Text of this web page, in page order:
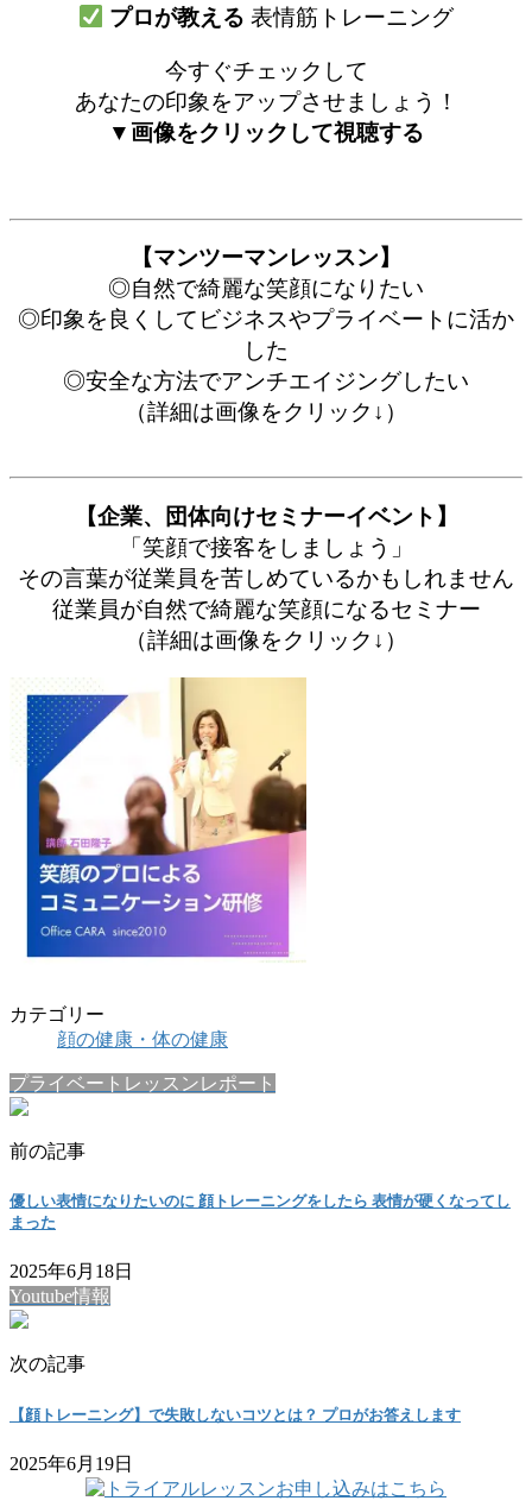
プロが教える 表情筋トレーニング
今すぐチェックして
あなたの印象をアップさせましょう！
▼画像をクリックして視聴する
【マンツーマンレッスン】
◎自然で綺麗な笑顔になりたい
◎印象を良くしてビジネスやプライベートに活か
した
◎安全な方法でアンチエイジングしたい
（詳細は画像をクリック↓）
【企業、団体向けセミナーイベント】
「笑顔で接客をしましょう」
その言葉が従業員を苦しめているかもしれません
従業員が自然で綺麗な笑顔になるセミナー
（詳細は画像をクリック↓）
カテゴリー
顔の健康・体の健康
プライベートレッスンレポート
前の記事
優しい表情になりたいのに 顔トレーニングをしたら 表情が硬くなってし
まった
2025年6月18日
Youtube情報
次の記事
【顔トレーニング】で失敗しないコツとは？ プロがお答えします
2025年6月19日